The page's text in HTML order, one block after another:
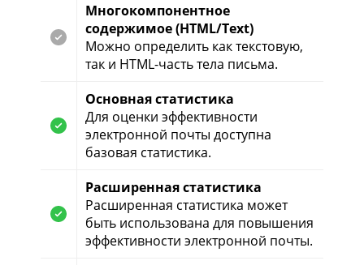
Многокомпонентное
содержимое (HTML/Text)
Можно определить как текстовую,
так и HTML-часть тела письма.
Основная статистика
Для оценки эффективности
электронной почты доступна
базовая статистика.
Расширенная статистика
Расширенная статистика может
быть использована для повышения
эффективности электронной почты.